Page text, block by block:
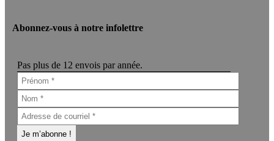
Abonnez-vous à notre infolettre
Pas plus de 12 envois par année.